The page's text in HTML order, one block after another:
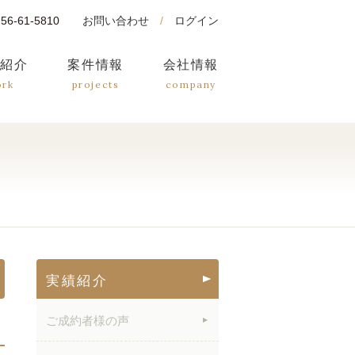
61-5810 お問い合わせ / ログイン
介 案件情報
projects
会社情報
company
実績紹介
ご成約者様の声